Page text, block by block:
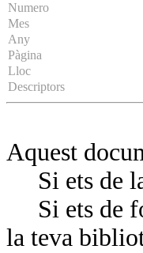
Numero
Mes
Any
Pàgina
Lloc
Descriptors
Aquest
Si ets de
Si ets de
la teva